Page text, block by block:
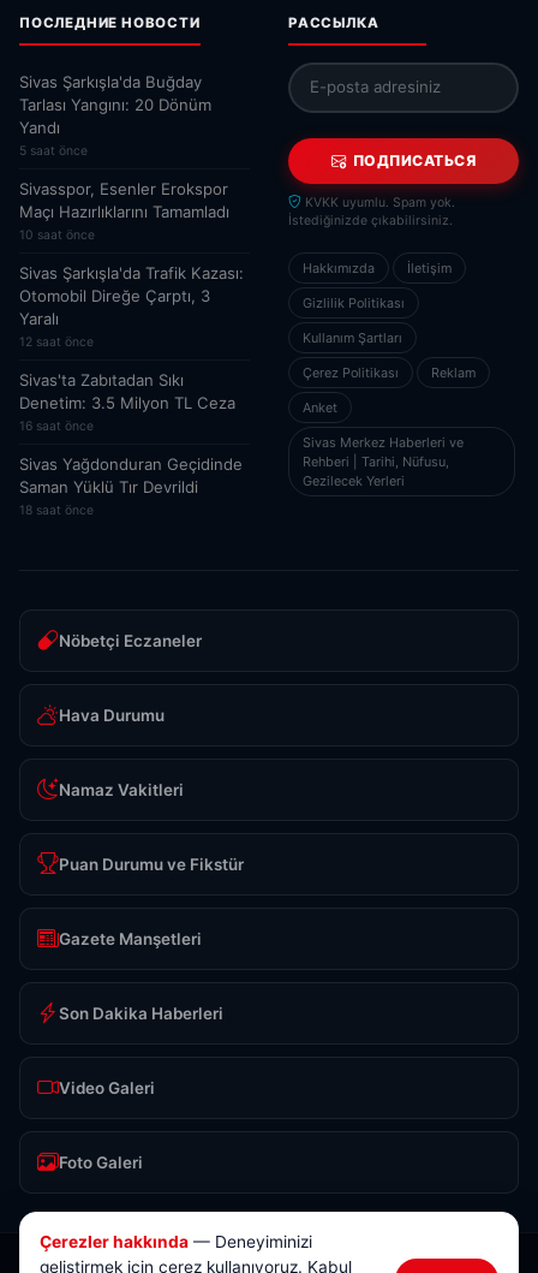
ПОСЛЕДНИЕ НОВОСТИ
Sivas Şarkışla'da Buğday
Tarlası Yangını: 20 Dönüm
Yandı
5 saat önce
Sivasspor, Esenler Erokspor
Maçı Hazırlıklarını Tamamladı
10 saat önce
Sivas Şarkışla'da Trafik Kazası:
Otomobil Direğe Çarptı, 3
Yaralı
12 saat önce
Sivas'ta Zabıtadan Sıkı
Denetim: 3.5 Milyon TL Ceza
16 saat önce
Sivas Yağdonduran Geçidinde
Saman Yüklü Tır Devrildi
18 saat önce
РАССЫЛКА
ПОДПИСАТЬСЯ
KVKK uyumlu. Spam yok.
İstediğinizde çıkabilirsiniz.
Hakkımızda İletişim
Gizlilik Politikası
Kullanım Şartları
Çerez Politikası Reklam
Anket
Sivas Merkez Haberleri ve
Rehberi | Tarihi, Nüfusu,
Gezilecek Yerleri
Nöbetçi Eczaneler
Hava Durumu
Namaz Vakitleri
Puan Durumu ve Fikstür
Gazete Manşetleri
Son Dakika Haberleri
Video Galeri
Foto Galeri
© 2026 Anlık Sivas Haber. Tüm hakları saklıdır. Tasarım & Yazılım: Brokod
Çerezler hakkında — Deneyiminizi
geliştirmek için çerez kullanıyoruz. Kabul